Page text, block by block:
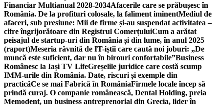
Financiar Multianual 2028-2034Afacerile care se prăbușesc în
România. De la profituri colosale, la faliment iminentMediul de
afaceri, sub presiune: Mii de firme și-au suspendat activitatea –
cifre îngrijorătoare din Registrul ComerțuluiCum a arătat
peisajul de startup-uri din România și din lume, în anul 2025
(raport)Meseria râvnită de IT-iștii care caută noi joburi: „De
muncă este suficient, dar nu în birouri confortabile”Business
Românesc la Iași TV LifeGreșelile juridice care costă scump
IMM-urile din România. Date, riscuri și exemple din
practicăCe se mai Fabrică în RomâniaFirmele locale încep să
prindă curaj. O companie românească, Dental Holding, preia
Memodent, un business antreprenorial din Grecia, lider în